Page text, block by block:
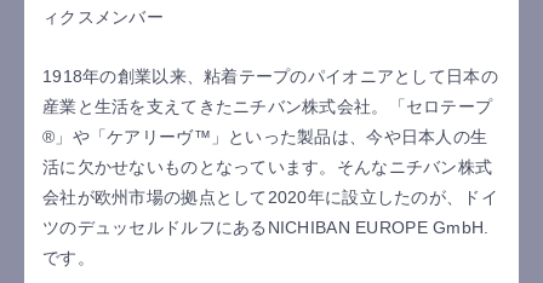
ィクスメンバー
1918年の創業以来、粘着テープのパイオニアとして日本の
産業と生活を支えてきたニチバン株式会社。「セロテープ
®」や「ケアリーヴ™」といった製品は、今や日本人の生
活に欠かせないものとなっています。そんなニチバン株式
会社が欧州市場の拠点として2020年に設立したのが、ドイ
ツのデュッセルドルフにあるNICHIBAN EUROPE GmbH.
です。